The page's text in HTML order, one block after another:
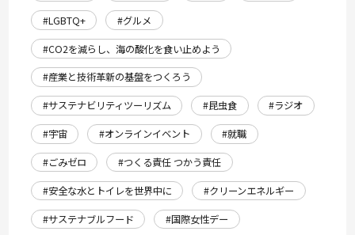
#LGBTQ+
#グルメ
#CO2を減らし、海の酸化を食い止めよう
#産業と技術革新の基盤をつくろう
#サステナビリティツーリズム
#昆虫食
#ラジオ
#宇宙
#オンラインイベント
#就職
#ごみゼロ
#つくる責任 つかう責任
#安全な水とトイレを世界中に
#クリーンエネルギー
#サステナブルフード
#国際女性デー